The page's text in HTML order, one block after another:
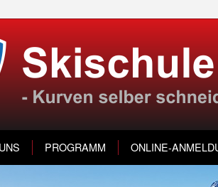
PROGRAMM ONLINE-